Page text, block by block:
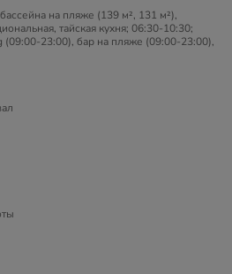
на пляже (139 м², 131 м²),
тайская кухня; 06:30-10:30;
23:00), бар на пляже (09:00-23:00),